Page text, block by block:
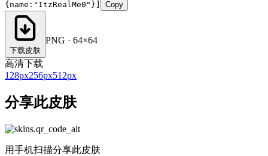
{name:"ItzRealMe0"}]
Copy
下载皮肤
PNG · 64×64
高清下载
128px256px512px
分享此皮肤
用手机扫描分享此皮肤